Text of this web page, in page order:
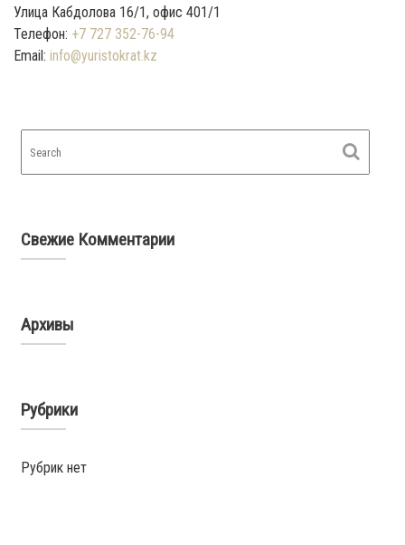
Улица Кабдолова 16/1, офис 401/1
Телефон: +7 727 352-76-94
Email: info@yuristokrat.kz
Свежие Комментарии
Архивы
Рубрики
Рубрик нет